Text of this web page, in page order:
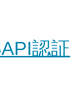
認証